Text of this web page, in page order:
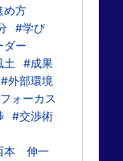
め方
#学び
ダー
土
#成果
#外部環境
ォーカス
#交渉術
本 伸一